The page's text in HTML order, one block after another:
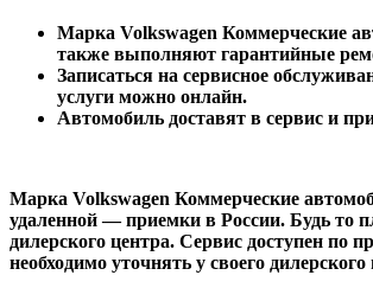
Марка Volkswagen Коммерческие
также выполняют гарантийные
Записаться на сервисное
услуги можно онлайн.
Автомобиль доставят в сервис и
Марка Volkswagen Коммерческие
удаленной — приемки в России. Будь то
дилерского центра. Сервис доступен по
необходимо уточнять у своего